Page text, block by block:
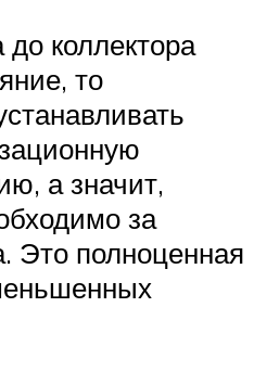
коллектора
то
а значит,
за
Это полноценная